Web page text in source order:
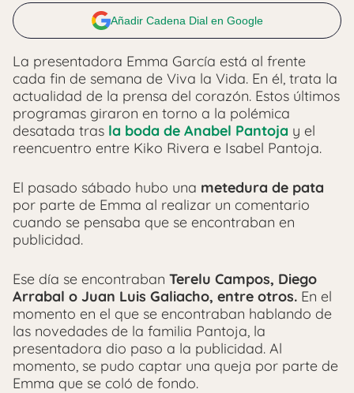
Añadir Cadena Dial en Google
La presentadora Emma García está al frente
cada fin de semana de Viva la Vida. En él, trata la
actualidad de la prensa del corazón. Estos últimos
programas giraron en torno a la polémica
desatada tras la boda de Anabel Pantoja y el
reencuentro entre Kiko Rivera e Isabel Pantoja.
El pasado sábado hubo una metedura de pata
por parte de Emma al realizar un comentario
cuando se pensaba que se encontraban en
publicidad.
Ese día se encontraban Terelu Campos, Diego
Arrabal o Juan Luis Galiacho, entre otros. En el
momento en el que se encontraban hablando de
las novedades de la familia Pantoja, la
presentadora dio paso a la publicidad. Al
momento, se pudo captar una queja por parte de
Emma que se coló de fondo.